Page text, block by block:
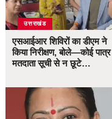
उत्तराखंड
एसआईआर शिविरों का डीएम ने
किया निरीक्षण, बोले—कोई पात्र
मतदाता सूची से न छूटे…